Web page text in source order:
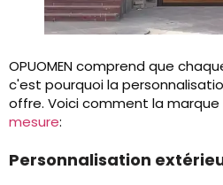
OPUOMEN comprend que
c'est pourquoi la
offre. Voici comment la marque
mesure:
Personnalisation